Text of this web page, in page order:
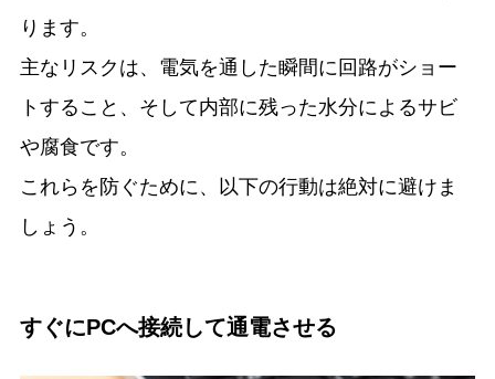
ります。
主なリスクは、電気を通した瞬間に回路がショー
トすること、そして内部に残った水分によるサビ
や腐食です。
これらを防ぐために、以下の行動は絶対に避けま
しょう。
すぐにPCへ接続して通電させる